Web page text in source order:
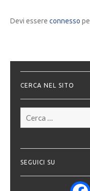
Devi essere connesso
CERCA NEL SITO
per:
SEGUICI SU